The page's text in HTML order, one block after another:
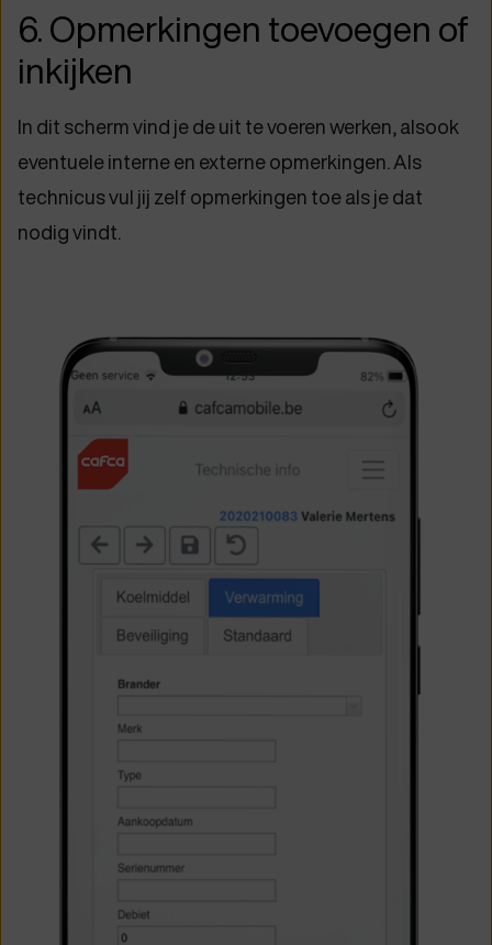
6. Opmerkingen toevoegen of
inkijken
In dit scherm vind je de uit te voeren werken, alsook
eventuele interne en externe opmerkingen. Als
technicus vul jij zelf opmerkingen toe als je dat
nodig vindt.